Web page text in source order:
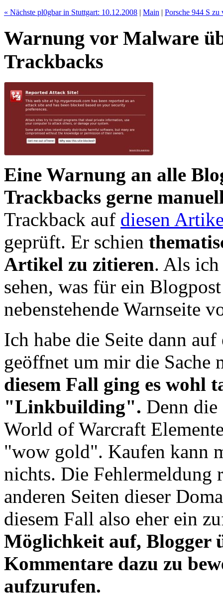
« Nächste pl0gbar in Stuttgart: 10.12.2008 | Main | Porsche 944 S zu
Warnung vor Malware
Trackbacks
Eine Warnung an alle
Trackbacks gerne
Trackback auf diesen
geprüft. Er schien
Artikel zu zitieren. Als
sehen, was für ein
nebenstehende Warnseite
Ich habe die Seite dann
geöffnet um mir die Sache
diesem Fall ging es wohl
"Linkbuilding". Denn
World of Warcraft
"wow gold". Kaufen kann
nichts. Die Fehlermeldung
anderen Seiten dieser
diesem Fall also eher ein
Möglichkeit auf, Blogger
Kommentare dazu zu
aufzurufen.